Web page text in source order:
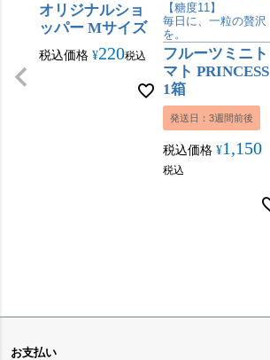
オリジナルショ
ッパー Mサイズ
税込価格 ¥220税込
【糖度11】
毎日に、一粒の贅沢
を。
フルーツミニト
マト PRINCESS
1箱
発送日：3週間前後
税込価格 ¥1,150
税込
お支払い